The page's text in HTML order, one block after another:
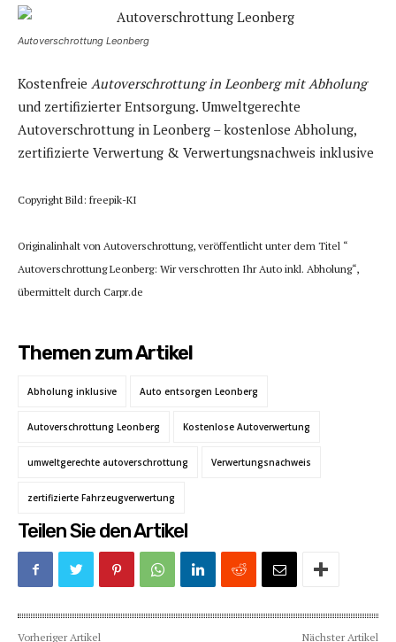
Autoverschrottung Leonberg
Kostenfreie Autoverschrottung in Leonberg mit Abholung
und zertifizierter Entsorgung. Umweltgerechte
Autoverschrottung in Leonberg – kostenlose Abholung,
zertifizierte Verwertung & Verwertungsnachweis inklusive
Copyright Bild: freepik-KI
Originalinhalt von Autoverschrottung, veröffentlicht unter dem Titel “
Autoverschrottung Leonberg: Wir verschrotten Ihr Auto inkl. Abholung“,
übermittelt durch Carpr.de
Themen zum Artikel
Abholung inklusive Auto entsorgen Leonberg
Autoverschrottung Leonberg Kostenlose Autoverwertung
umweltgerechte autoverschrottung Verwertungsnachweis
zertifizierte Fahrzeugverwertung
Teilen Sie den Artikel
Vorheriger Artikel Nächster Artikel